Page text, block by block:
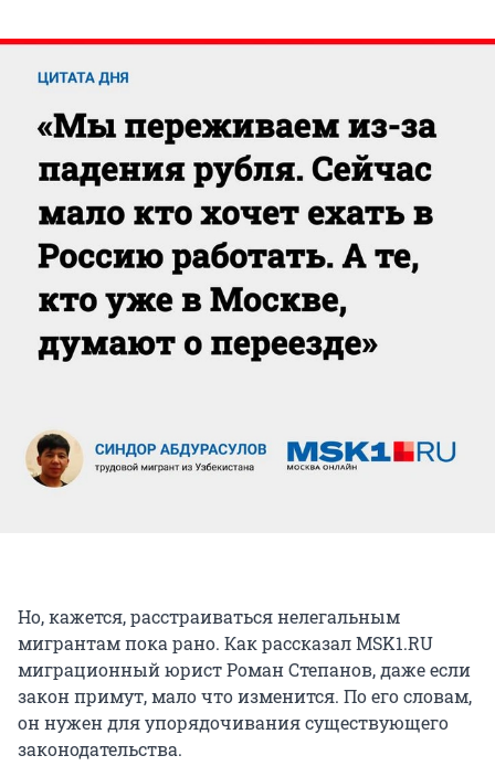
Но, кажется, расстраиваться нелегальным
мигрантам пока рано. Как рассказал MSK1.RU
миграционный юрист Роман Степанов, даже если
закон примут, мало что изменится. По его словам,
он нужен для упорядочивания существующего
законодательства.